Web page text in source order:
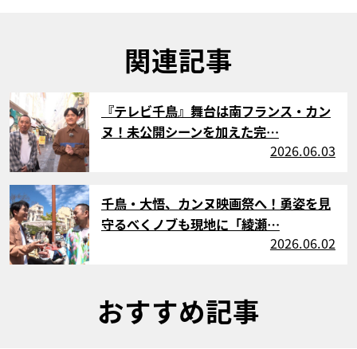
関連記事
サムネイル
『テレビ千鳥』舞台は南フランス・カン
ヌ！未公開シーンを加えた完…
2026.06.03
サムネイル
千鳥・大悟、カンヌ映画祭へ！勇姿を見
守るべくノブも現地に「綾瀬…
2026.06.02
おすすめ記事